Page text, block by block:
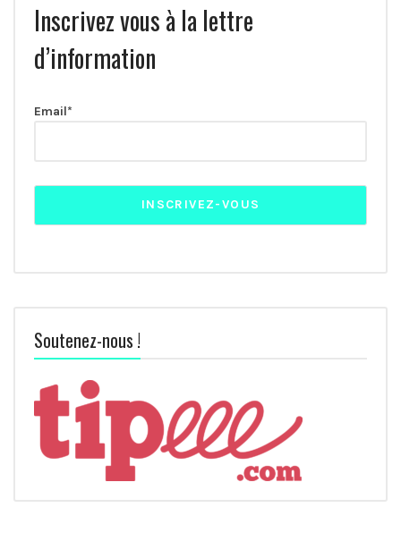
Inscrivez vous à la lettre
d’information
Email*
Soutenez-nous !